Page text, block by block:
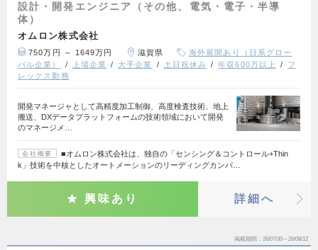
設計・開発エンジニア（その他、電気・電子・半導
体）
オムロン株式会社
750万円 ～ 1649万円 滋賀県
海外展開あり（日系グロー
バル企業）
上場企業 大手企業 土日祝休み 年収600万以上
フ
レックス勤務
開発マネージャとして高精度加工制御、高度検査技術、地上
搬送、DXデータプラットフォームの技術領域において開発
のマネージメ…
会社概要
■オムロン株式会社は、独自の「センシング＆コントロール+Thin
k」技術を中核としたオートメーションのリーディングカンパ…
興味あり 詳細へ
掲載期間 26/07/30～26/08/12